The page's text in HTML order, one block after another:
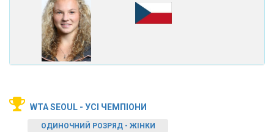
WTA SEOUL - УСІ ЧЕМПІОНИ
ОДИНОЧНИЙ РОЗРЯД - ЖІНКИ